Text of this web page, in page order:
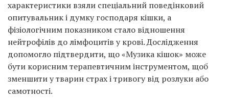
характеристики взяли спеціальний поведінковий
опитувальник і думку господаря кішки, а
фізіологічним показником стало відношення
нейтрофілів до лімфоцитів у крові. Дослідження
допомогло підтвердити, що «Музика кішок» може
бути корисним терапевтичним інструментом, щоб
зменшити у тварин страх і тривогу від розлуки або
самотності.